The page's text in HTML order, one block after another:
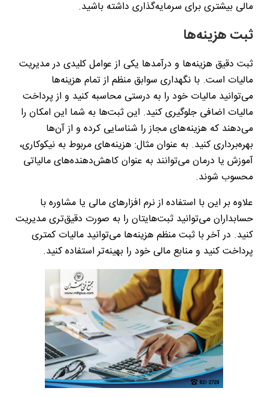
مالی بیشتری برای سرمایه‌گذاری داشته باشید.
ثبت هزینه‌ها
ثبت دقیق هزینه‌ها و درآمدها یکی از عوامل کلیدی در مدیریت
مالیات است. با نگهداری سوابق منظم از تمام هزینه‌ها
می‌توانید مالیات خود را به درستی محاسبه کنید و از پرداخت
مالیات اضافی جلوگیری کنید. این ثبت‌ها به شما این امکان را
می‌دهند که هزینه‌های مجاز را شناسایی کرده و از آن‌ها
بهره‌برداری کنید. به عنوان مثال: هزینه‌های مربوط به نیکوکاری،
آموزش یا درمان می‌توانند به عنوان کاهش‌دهنده‌های مالیاتی
محسوب شوند.
علاوه بر این با استفاده از نرم‌ افزارهای مالی یا مشاوره با
حسابداران می‌توانید ثبت‌هایتان را به صورت دقیق‌تری مدیریت
کنید. در آخر با ثبت منظم هزینه‌ها می‌توانید مالیات کمتری
پرداخت کنید و منابع مالی خود را بهینه‌تر استفاده کنید.